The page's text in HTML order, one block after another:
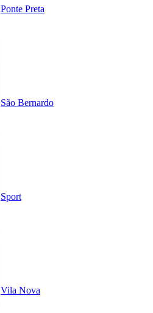
Ponte Preta
São Bernardo
Sport
Vila Nova